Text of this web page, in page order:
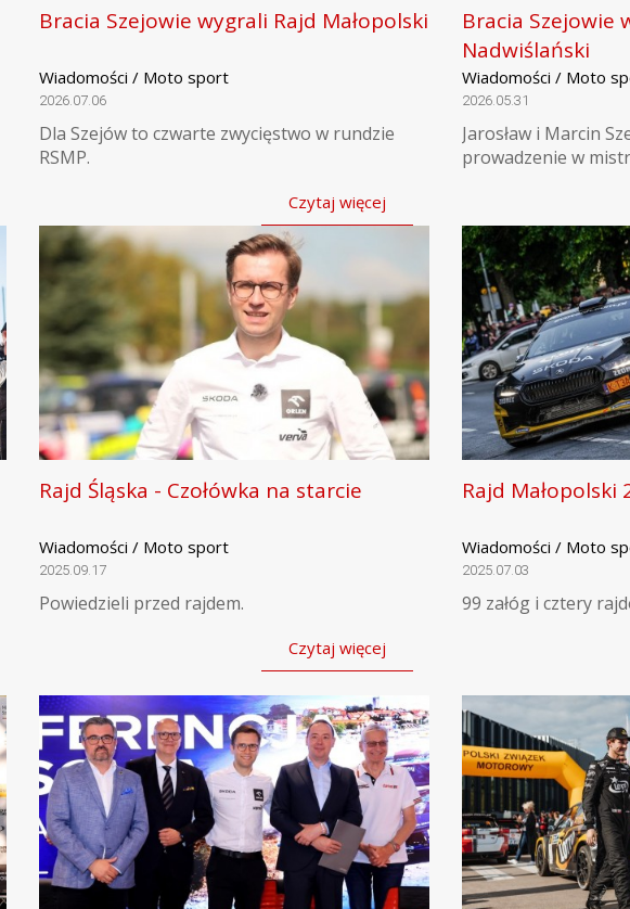
Bracia Szejowie wygrali Rajd Małopolski
Wiadomości / Moto sport
2026.07.06
Dla Szejów to czwarte zwycięstwo w rundzie
RSMP.
Czytaj więcej
Bracia Szejowie
Nadwiślański
Wiadomości / Moto
2026.05.31
Jarosław i Marcin
prowadzenie w
Rajd Śląska - Czołówka na starcie
Wiadomości / Moto sport
2025.09.17
Powiedzieli przed rajdem.
Czytaj więcej
Rajd Małopolski
Wiadomości / Moto
2025.07.03
99 załóg i cztery